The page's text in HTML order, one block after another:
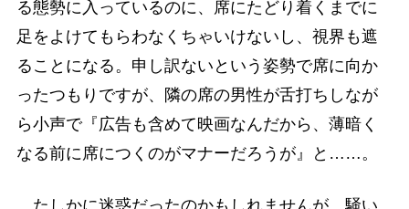
る態勢に入っているのに、席にたどり着くまでに
足をよけてもらわなくちゃいけないし、視界も遮
ることになる。申し訳ないという姿勢で席に向か
ったつもりですが、隣の席の男性が舌打ちしなが
ら小声で『広告も含めて映画なんだから、薄暗く
なる前に席につくのがマナーだろうが』と……。
たしかに迷惑だったのかもしれませんが、騒い